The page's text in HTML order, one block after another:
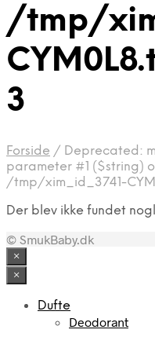
/tmp/
3
Forside / Deprecated:
parameter #1 ($string)
/tmp/xim_id_3741-
Der blev ikke fundet
© SmukBaby.dk
×
×
Dufte
Deodorant